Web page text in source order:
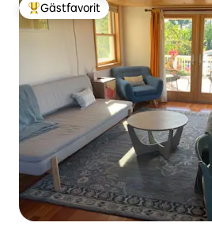
Populär gästfavorit
Gästfavorit